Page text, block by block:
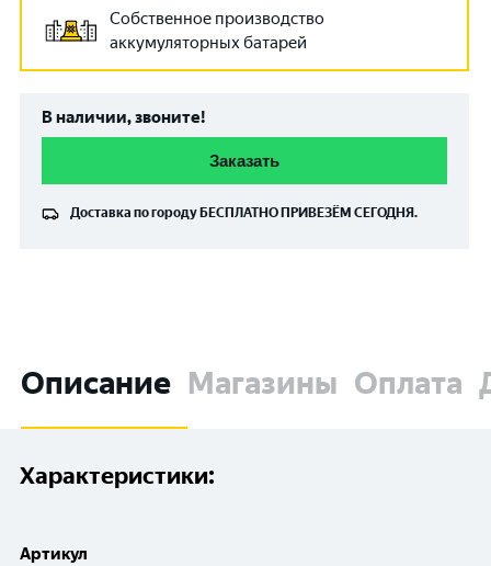
Собственное производство
аккумуляторных батарей
В наличии, звоните!
Заказать
Доставка по городу БЕСПЛАТНО ПРИВЕЗЁМ СЕГОДНЯ.
Описание Магазины Оплата
Характеристики:
Артикул